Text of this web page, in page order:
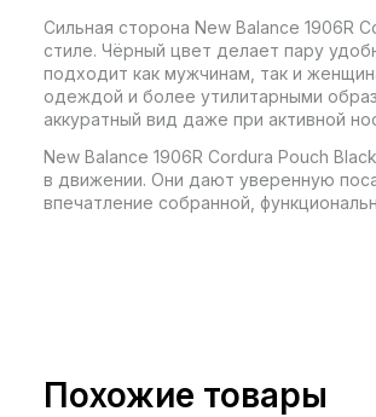
Сильная сторона New Balance 1906R
стиле. Чёрный цвет делает пару
подходит как мужчинам, так и
одеждой и более утилитарными
аккуратный вид даже при активной
New Balance 1906R Cordura Pouch
в движении. Они дают уверенную
впечатление собранной,
Похожие товары